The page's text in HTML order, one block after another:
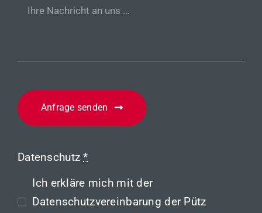
Anfrage senden
Datenschutz*
Ich erkläre mich mit der
Datenschutzvereinbarung der Pütz